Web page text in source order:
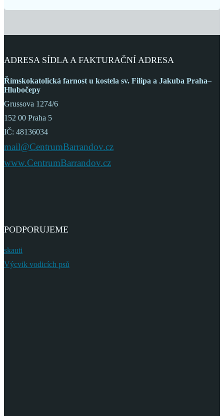
ADRESA SÍDLA A FAKTURAČNÍ ADRESA
Římskokatolická farnost u kostela sv. Filipa a Jakuba Praha–
Hlubočepy
Grussova 1274/6
152 00 Praha 5
IČ: 48136034
mail@CentrumBarrandov.cz
www.CentrumBarrandov.cz
PODPORUJEME
skauti
Výcvik vodicích psů